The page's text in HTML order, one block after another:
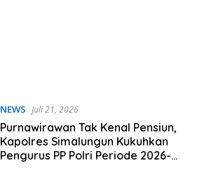
NEWS Juli 21, 2026
Purnawirawan Tak Kenal Pensiun,
Kapolres Simalungun Kukuhkan
Pengurus PP Polri Periode 2026-